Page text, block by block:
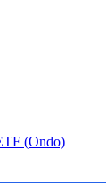
(Ondo)